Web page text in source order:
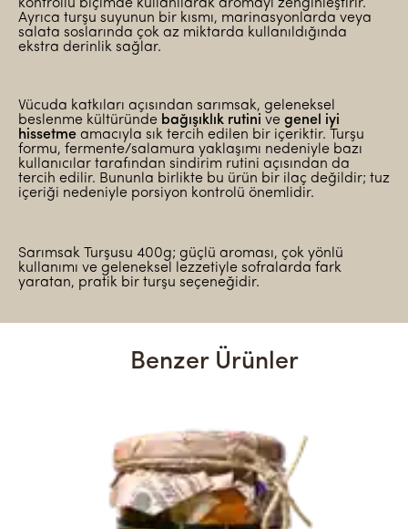
kontrollü biçimde kullanılarak aromayı zenginleştirir.
Ayrıca turşu suyunun bir kısmı, marinasyonlarda veya
salata soslarında çok az miktarda kullanıldığında
ekstra derinlik sağlar.
Vücuda katkıları açısından sarımsak, geleneksel
beslenme kültüründe bağışıklık rutini ve genel iyi
hissetme amacıyla sık tercih edilen bir içeriktir. Turşu
formu, fermente/salamura yaklaşımı nedeniyle bazı
kullanıcılar tarafından sindirim rutini açısından da
tercih edilir. Bununla birlikte bu ürün bir ilaç değildir; tuz
içeriği nedeniyle porsiyon kontrolü önemlidir.
Sarımsak Turşusu 400g; güçlü aroması, çok yönlü
kullanımı ve geleneksel lezzetiyle sofralarda fark
yaratan, pratik bir turşu seçeneğidir.
Benzer Ürünler